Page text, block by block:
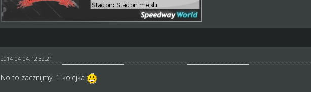
2014-04-04, 12:32:21
No to zacznijmy, 1 kolejka